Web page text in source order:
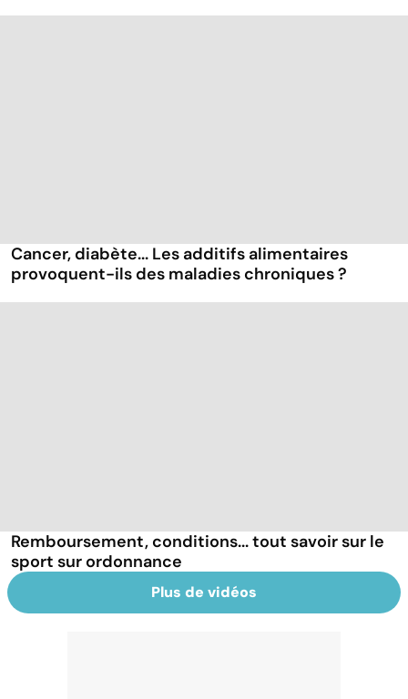
Cancer, diabète... Les additifs alimentaires
provoquent-ils des maladies chroniques ?
Remboursement, conditions... tout savoir sur le
sport sur ordonnance
Plus de vidéos